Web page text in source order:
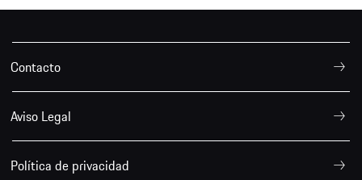
Contacto
Aviso Legal
Política de privacidad